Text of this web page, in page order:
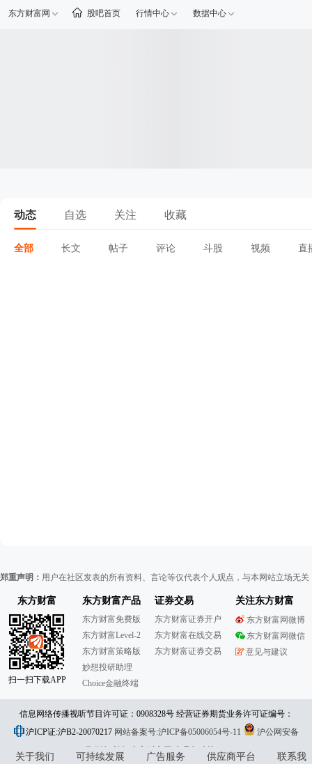
东方财富网 股吧首页 行情中心 数据中心
动态 自选 关注 收藏
全部 长文 帖子 评论 斗股 视频 直
郑重声明： 用户在社区发表的所有资料、言论等仅代表个人观点，与本网站立场无
东方财富
扫一扫下载APP
东方财富产品
东方财富免费版
东方财富Level-2
东方财富策略版
妙想投研助理
Choice金融终端
证券交易
东方财富证券开户
东方财富在线交易
东方财富证券交易
关注东方财富
东方财富网微博
东方财富网微信
意见与建议
信息网络传播视听节目许可证：0908328号 经营证券期货业务许可证编号：
913101046312860336 违法和不良信息举报:021-61278686 举报邮箱：
jubao@eastmoney.com
沪ICP证:沪B2-20070217 网站备案号:沪ICP备05006054号-11
沪公网安备
31010402000120号版权所有:东方财富网意见与建议:4000300059/952500
关于我们 可持续发展 广告服务 供应商平台
联系我